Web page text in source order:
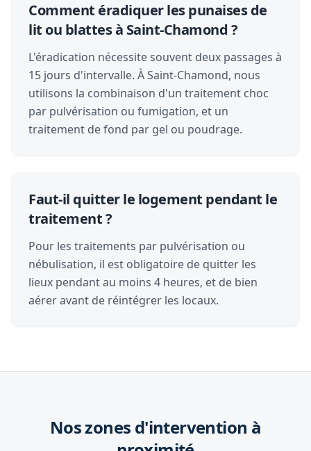
Comment éradiquer les punaises de
lit ou blattes à Saint-Chamond ?
L'éradication nécessite souvent deux passages à
15 jours d'intervalle. À Saint-Chamond, nous
utilisons la combinaison d'un traitement choc
par pulvérisation ou fumigation, et un
traitement de fond par gel ou poudrage.
Faut-il quitter le logement pendant le
traitement ?
Pour les traitements par pulvérisation ou
nébulisation, il est obligatoire de quitter les
lieux pendant au moins 4 heures, et de bien
aérer avant de réintégrer les locaux.
Nos zones d'intervention à